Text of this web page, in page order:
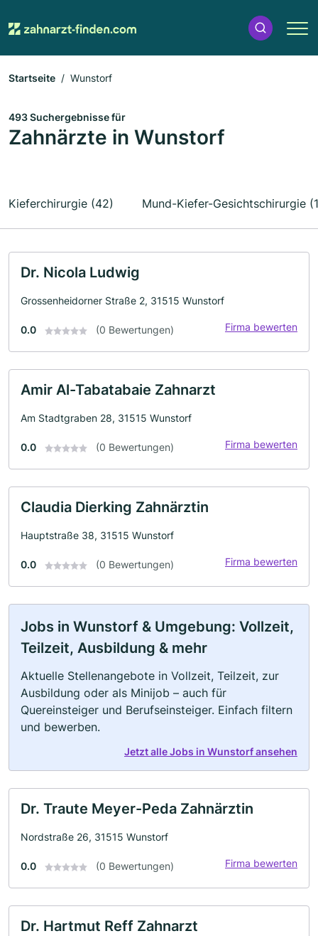
Startseite Wunstorf
493 Suchergebnisse für
Zahnärzte in Wunstorf
Kieferchirurgie (42) Mund-Kiefer-Gesichtschirurgie
Dr. Nicola Ludwig
Grossenheidorner Straße 2, 31515 Wunstorf
0.0 (0 Bewertungen) Firma bewerten
Amir Al-Tabatabaie Zahnarzt
Am Stadtgraben 28, 31515 Wunstorf
0.0 (0 Bewertungen) Firma bewerten
Claudia Dierking Zahnärztin
Hauptstraße 38, 31515 Wunstorf
0.0 (0 Bewertungen) Firma bewerten
Jobs in Wunstorf & Umgebung: Vollzeit,
Teilzeit, Ausbildung & mehr
Aktuelle Stellenangebote in Vollzeit, Teilzeit, zur
Ausbildung oder als Minijob – auch für
Quereinsteiger und Berufseinsteiger. Einfach filtern
und bewerben.
Jetzt alle Jobs in Wunstorf ansehen
Dr. Traute Meyer-Peda Zahnärztin
Nordstraße 26, 31515 Wunstorf
0.0 (0 Bewertungen) Firma bewerten
Dr. Hartmut Reff Zahnarzt